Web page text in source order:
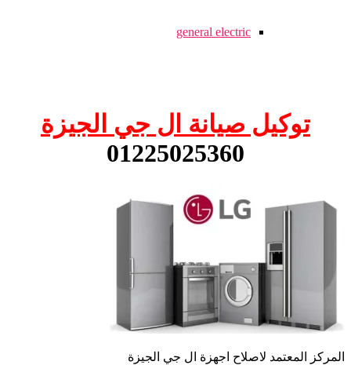
general electric
توكيل صيانة ال جي الجيزة
01225025360
المركز المعتمد لاصلاح اجهزة ال جي الجيزة